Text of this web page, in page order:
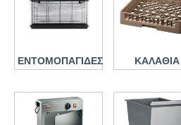
ΕΝΤΟΜΟΠΑΓΙΔΕΣ ΚΑΛΑΘΙΑ